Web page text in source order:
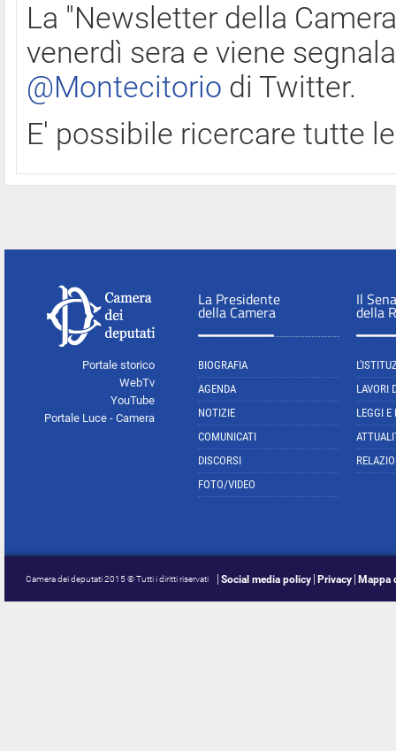
La "Newsletter della
venerdì sera e viene
@Montecitorio di Twitter.
E' possibile ricercare tutte
Portale storico
WebTv
YouTube
Portale Luce - Camera
La Presidente
della Camera
BIOGRAFIA
AGENDA
NOTIZIE
COMUNICATI
DISCORSI
FOTO/VIDEO
Il
della
LAVORI
LEGGI E
Camera dei deputati 2015 © Tutti i diritti riservati Social media policy Privacy Mappa